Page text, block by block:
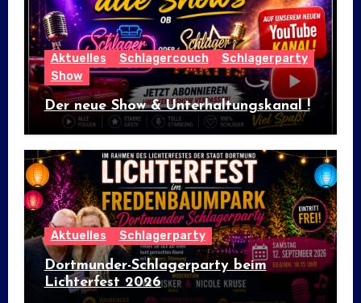
Aktuelles Schlagercouch
Schlagerparty
Show
Der neue Show & Unterhaltungskanal !
Aktuelles Schlagerparty
Dortmunder-Schlagerparty beim
Lichterfest 2026